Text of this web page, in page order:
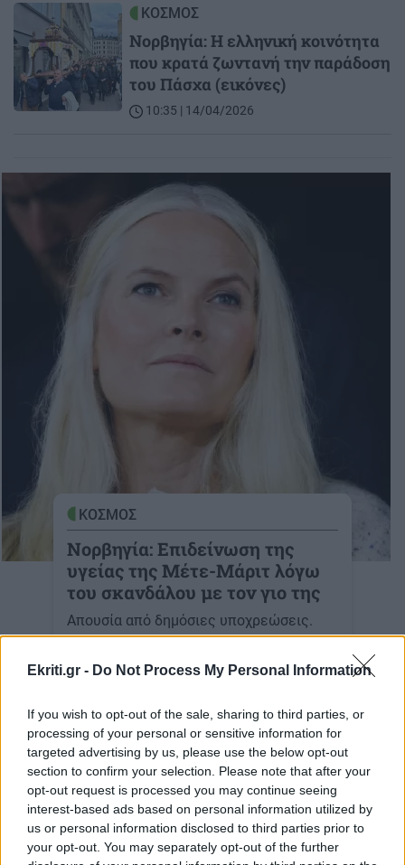
Ekriti.gr - Do Not Process My Personal Information
If you wish to opt-out of the sale, sharing to third parties, or
processing of your personal or sensitive information for
targeted advertising by us, please use the below opt-out
section to confirm your selection. Please note that after your
opt-out request is processed you may continue seeing
interest-based ads based on personal information utilized by
us or personal information disclosed to third parties prior to
your opt-out. You may separately opt-out of the further
Image ΚΟΣΜΟΣ
Νορβηγία: Η ελληνική κοινότητα
που κρατά ζωντανή την παράδοση
του Πάσχα (εικόνες)
10:35 | 14/04/2026
ΚΟΣΜΟΣ
Νορβηγία: Επιδείνωση της
υγείας της Μέτε-Μάριτ λόγω
του σκανδάλου με τον γιο της
Απουσία από δημόσιες υποχρεώσεις.
ΚΟΣΜΟΣ
Νορβηγία: Προετοιμασίες για
πιθανή μεταμόσχευση
πνεύμονα στην πριγκίπισσα
Μέτε-Μάριτ
16:31 | 12/03/2026